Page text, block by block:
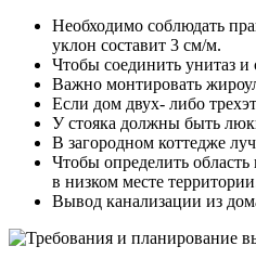
Необходимо соблюдать
уклон составит 3 см/м.
Чтобы соединить унитаз и
Важно монтировать
Если дом двух- либо
У стояка должны быть
В загородном коттедже
Чтобы определить
в низком месте
Вывод канализации из